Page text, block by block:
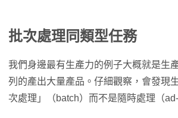
批次處理同類型任務
我們身邊最有生產力的例子大概就是生
列的產出大量產品。仔細觀察，會發現
次處理」（batch）而不是隨時處理（